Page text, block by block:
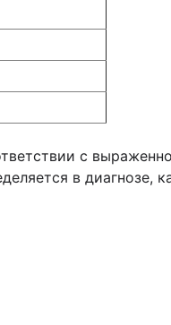
с
в диагнозе,